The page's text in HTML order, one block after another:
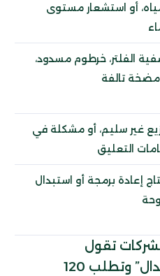
أو استشعار مستوى
الفلتر، خرطوم مسدود،
مضخة تالفة
غير سليم، أو مشكلة في
التعليق
إعادة برمجة أو استبدال
تقول
“اللوحة تحتاج استبدال” وتطلب 120